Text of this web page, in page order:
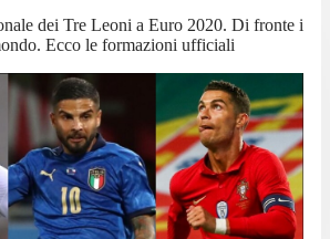
dei Tre Leoni a Euro 2020. Di fronte i
Ecco le formazioni ufficiali